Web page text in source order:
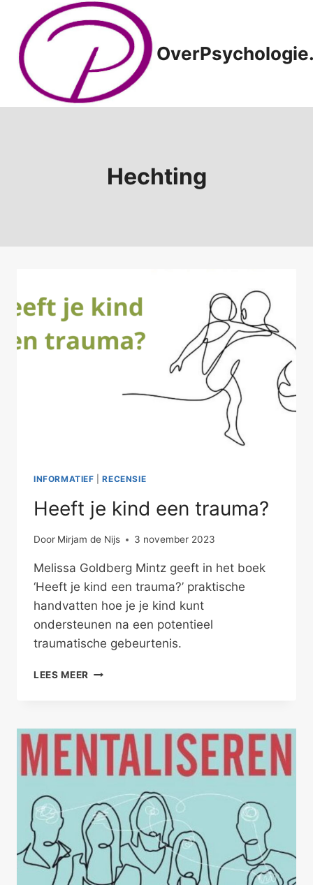
Doorgaan
inhoud
Hechting
INFORMATIEF |RECENSIE
Heeft je kind een trauma?
Door Mirjam de Nijs 3 november 2023
Melissa Goldberg Mintz geeft in het boek
‘Heeft je kind een trauma?’ praktische
handvatten hoe je je kind kunt
ondersteunen na een potentieel
traumatische gebeurtenis.
LEES MEER HEEFT
TRAUMA?